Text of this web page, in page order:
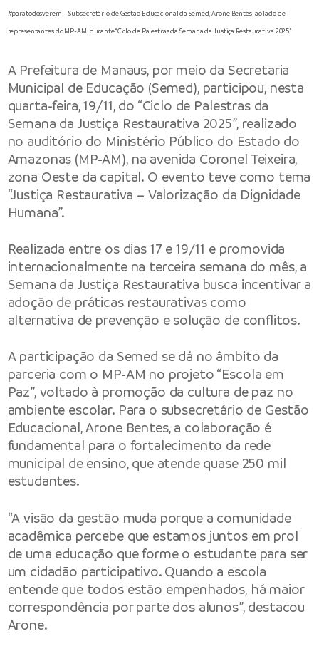
#paratodosverem – Subsecretário de Gestão Educacional da Semed, Arone Bentes, ao lado de
representantes do MP-AM, durante “Ciclo de Palestras da Semana da Justiça Restaurativa 2025”
A Prefeitura de Manaus, por meio da Secretaria
Municipal de Educação (Semed), participou, nesta
quarta-feira, 19/11, do “Ciclo de Palestras da
Semana da Justiça Restaurativa 2025”, realizado
no auditório do Ministério Público do Estado do
Amazonas (MP-AM), na avenida Coronel Teixeira,
zona Oeste da capital. O evento teve como tema
“Justiça Restaurativa – Valorização da Dignidade
Humana”.
Realizada entre os dias 17 e 19/11 e promovida
internacionalmente na terceira semana do mês, a
Semana da Justiça Restaurativa busca incentivar a
adoção de práticas restaurativas como
alternativa de prevenção e solução de conflitos.
A participação da Semed se dá no âmbito da
parceria com o MP-AM no projeto “Escola em
Paz”, voltado à promoção da cultura de paz no
ambiente escolar. Para o subsecretário de Gestão
Educacional, Arone Bentes, a colaboração é
fundamental para o fortalecimento da rede
municipal de ensino, que atende quase 250 mil
estudantes.
“A visão da gestão muda porque a comunidade
acadêmica percebe que estamos juntos em prol
de uma educação que forme o estudante para ser
um cidadão participativo. Quando a escola
entende que todos estão empenhados, há maior
correspondência por parte dos alunos”, destacou
Arone.